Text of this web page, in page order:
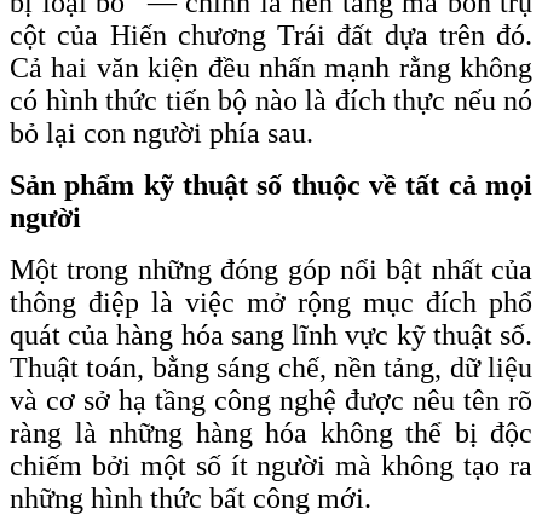
cột của Hiến chương Trái đất dựa trên đó.
Cả hai văn kiện đều nhấn mạnh rằng không
có hình thức tiến bộ nào là đích thực nếu nó
bỏ lại con người phía sau.
Sản phẩm kỹ thuật số thuộc về tất cả mọi
người
Một trong những đóng góp nổi bật nhất của
thông điệp là việc mở rộng mục đích phổ
quát của hàng hóa sang lĩnh vực kỹ thuật số.
Thuật toán, bằng sáng chế, nền tảng, dữ liệu
và cơ sở hạ tầng công nghệ được nêu tên rõ
ràng là những hàng hóa không thể bị độc
chiếm bởi một số ít người mà không tạo ra
những hình thức bất công mới.